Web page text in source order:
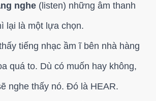
nghe (listen) những âm thanh
lại là một lựa chọn.
tiếng nhạc ầm ĩ bên nhà hàng
quá to. Dù có muốn hay không,
nghe thấy nó. Đó là HEAR.